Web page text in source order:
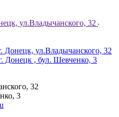
ул.Владычанского, 32
Донецк, ул.Владычанского, 32
Донецк , бул. Шевченко, 3
32
3